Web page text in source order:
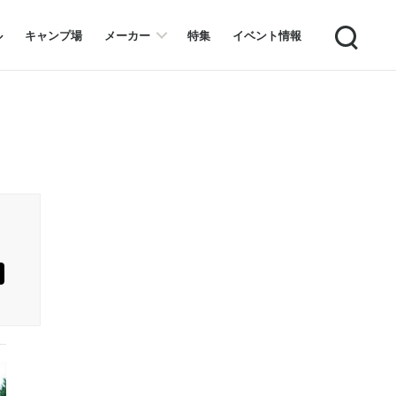
キャンプ場 メーカー 特集 イベント情報 Search